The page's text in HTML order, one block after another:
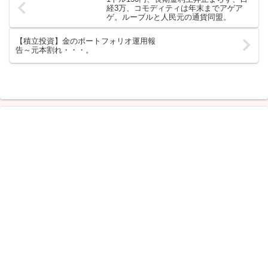
経3万、コモディティは年末までアゲア
ゲ。ルーブルと人民元の通貨同盟。
【積立投資】金のポートフォリオ運用報
告～元本割れ・・・。